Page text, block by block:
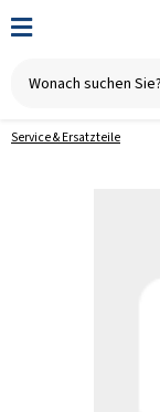
Service & Ersatzteile